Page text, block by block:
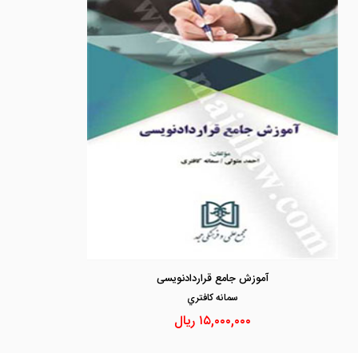
آموزش جامع قراردادنویسی
سمانه كافتري
۱۵,۰۰۰,۰۰۰ ریال